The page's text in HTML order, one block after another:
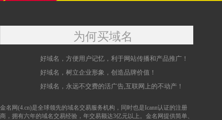
为何买域名
好域名，方便用户记忆，利于网站传播和产品推广！
好域名，树立企业形象，创造品牌价值！
好域名，永远不交费的活广告,互联网上的不动产！
金名网(4.cn)是全球领先的域名交易服务机构，同时也是Icann认证的注册
商，拥有六年的域名交易经验，年交易额达3亿元以上。金名网提供简单、